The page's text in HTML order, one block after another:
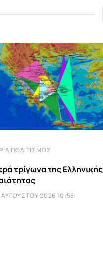
ΠΟΛΙΤΙΣΜΌΣ
τρίγωνα της Ελληνικής
ΑΥΓΟΎΣΤΟΥ 2026 10:58